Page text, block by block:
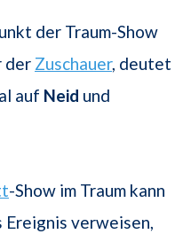
der Traum-Show
der Zuschauer, deutet
auf Neid und
-Show im Traum kann
verweisen,